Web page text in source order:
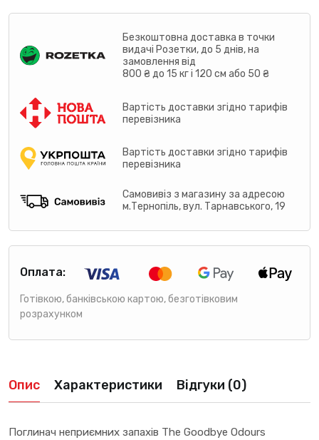
Безкоштовна доставка в точки
видачі Розетки, до 5 днів, на
замовлення від
800 ₴ до 15 кг і 120 см або 50 ₴
Вартість доставки згідно тарифів
перевізника
Вартість доставки згідно тарифів
перевізника
Самовивіз з магазину за адресою
м.Тернопіль, вул. Тарнавського, 19
Оплата:
Готівкою, банківською картою, безготівковим
розрахунком
Опис Характеристики Відгуки (0)
Поглинач неприємних запахів The Goodbye Odours